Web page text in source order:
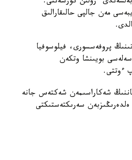
مەن جالپى حالىقارالىق
پروفەسسورى، فيلوسوفيا
بويىنشا وتكەن
ءوتتى.
شەكاراسىمەن شەكتەس جانە
سەرىكتەستىكتى